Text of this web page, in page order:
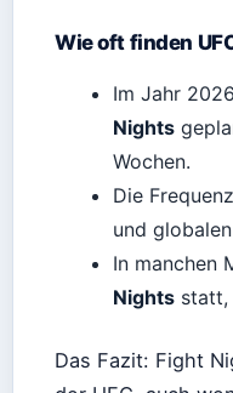
Wie oft finden
Im Jahr
Nights
Wochen.
Die
und
In manchen
Nights statt,
Das Fazit: Fight